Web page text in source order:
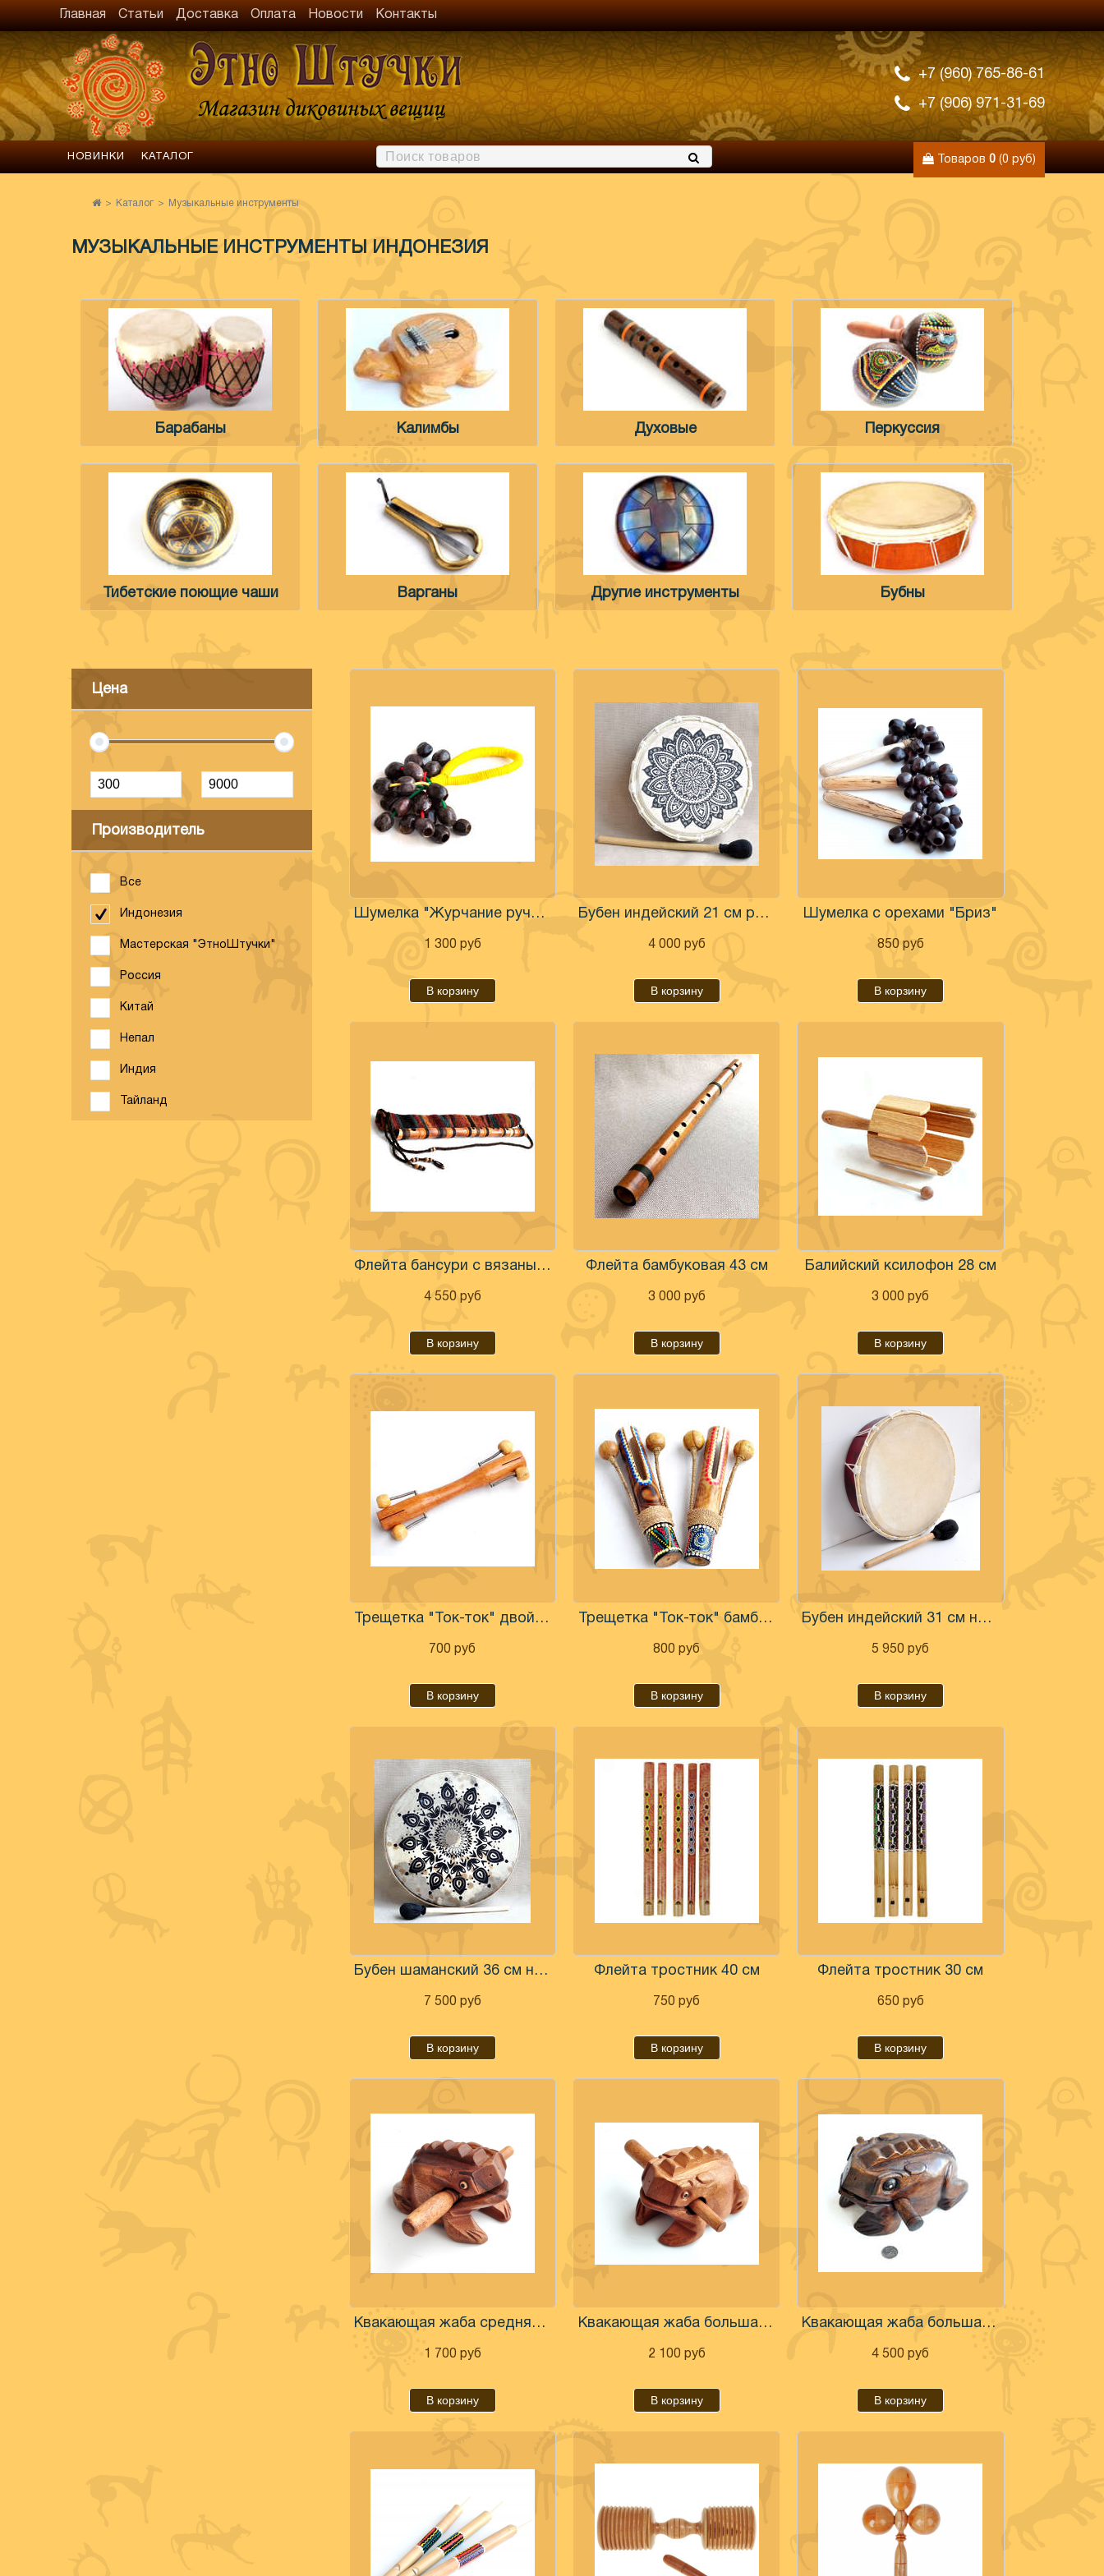
Главная Статьи Доставка Оплата Новости Контакты
+7 (960) 765-86-61
+7 (906) 971-31-69
НОВИНКИ КАТАЛОГ Товаров 0 (0 руб)
Каталог Музыкальные инструменты
МУЗЫКАЛЬНЫЕ ИНСТРУМЕНТЫ ИНДОНЕЗИЯ
Барабаны Калимбы Духовые Перкуссия
Тибетские поющие чаши Варганы Другие инструменты Бубны
Цена
Производитель
Все
Индонезия
Мастерская "ЭтноШтучки"
Россия
Китай
Непал
Индия
Тайланд
Шумелка "Журчание ручья" из орехов кукуи
1 300 руб
В корзину
Бубен индейский 21 см роспись натуральная кожа
4 000 руб
В корзину
Шумелка с орехами "Бриз"
850 руб
В корзину
Флейта бансури с вязаным чехлом
4 550 руб
В корзину
Флейта бамбуковая 43 см
3 000 руб
В корзину
Балийский ксилофон 28 см
3 000 руб
В корзину
Трещетка "Ток-ток" двойная дерево
700 руб
В корзину
Трещетка "Ток-ток" бамбук с росписью
800 руб
В корзину
Бубен индейский 31 см натуральная кожа
5 950 руб
В корзину
Бубен шаманский 36 см натуральная кожа
7 500 руб
В корзину
Флейта тростник 40 см
750 руб
В корзину
Флейта тростник 30 см
650 руб
В корзину
Квакающая жаба средняя 13 см
1 700 руб
В корзину
Квакающая жаба большая 15 см
2 100 руб
В корзину
Квакающая жаба большая 24 см
4 500 руб
В корзину